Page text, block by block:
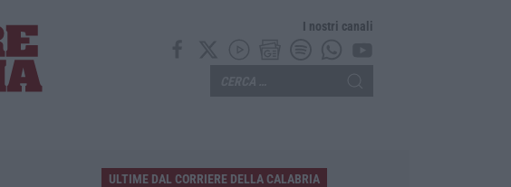
I nostri canali
ULTIME DAL CORRIERE DELLA CALABRIA